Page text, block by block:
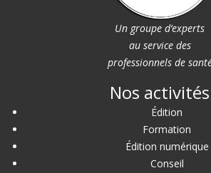
Un groupe d’experts
au service des
professionnels de
Nos activités
Édition
Formation
Édition numérique
Conseil